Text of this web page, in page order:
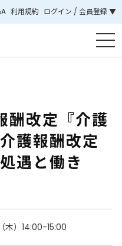
利用規約 ログイン / 会員登録 ▼
酬改定『介護
護報酬改定
遇と働き
木）14:00-15:00